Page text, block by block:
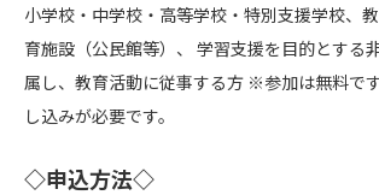
小学校・中学校・高等学校・特別支援学校、
育施設（公民館等）、 学習支援を目的とする
属し、教育活動に従事する方 ※参加は無料で
し込みが必要です。
◇申込方法◇